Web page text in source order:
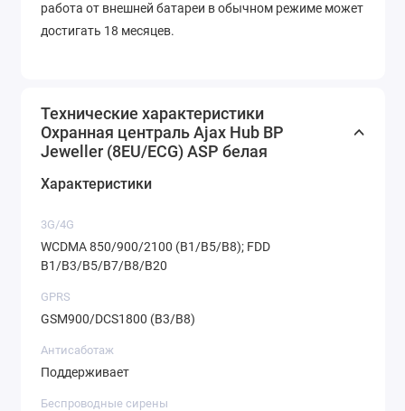
работа от внешней батареи в обычном режиме может
достигать 18 месяцев.
Технические характеристики
Охранная централь Ajax Hub BP
Jeweller (8EU/ECG) ASP белая
Характеристики
3G/4G
WCDMA 850/900/2100 (B1/B5/B8); FDD
B1/B3/B5/B7/B8/B20
GPRS
GSM900/DCS1800 (B3/B8)
Антисаботаж
Поддерживает
Беспроводные сирены